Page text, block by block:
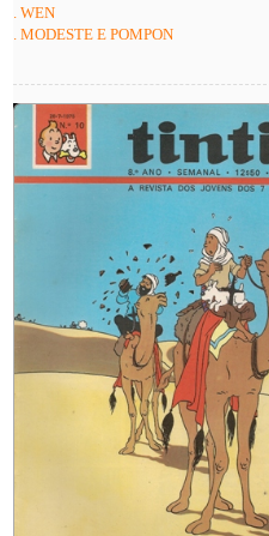
. WEN
. MODESTE E POMPON